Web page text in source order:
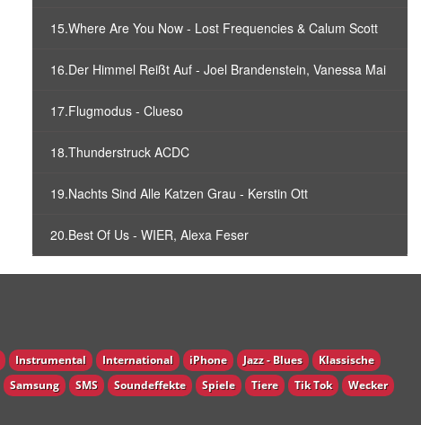
15.Where Are You Now - Lost Frequencies & Calum Scott
16.Der Himmel Reißt Auf - Joel Brandenstein, Vanessa Mai
17.Flugmodus - Clueso
18.Thunderstruck ACDC
19.Nachts Sind Alle Katzen Grau - Kerstin Ott
20.Best Of Us - WIER, Alexa Feser
Instrumental International iPhone Jazz - Blues
Klassische
Samsung SMS Soundeffekte Spiele Tiere Tik Tok
Wecker